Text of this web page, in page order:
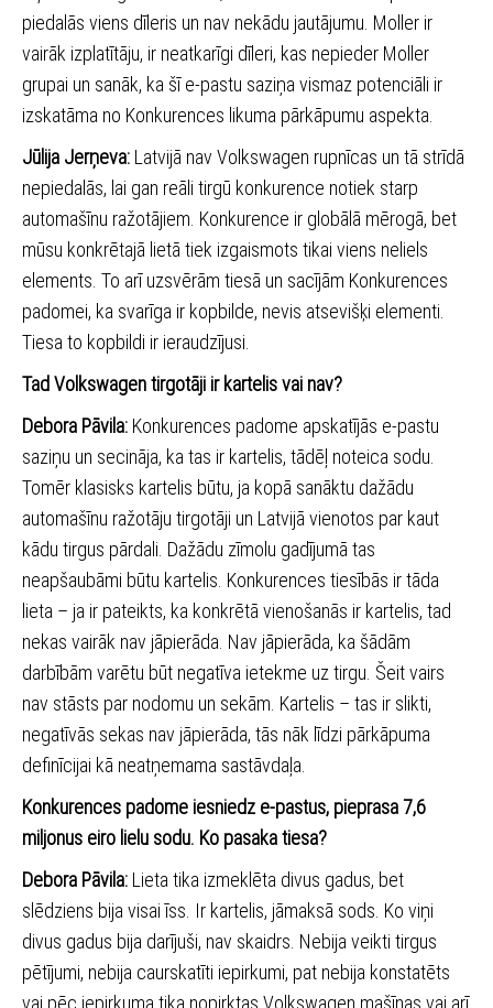
piedalās viens dīleris un nav nekādu jautājumu. Moller ir
vairāk izplatītāju, ir neatkarīgi dīleri, kas nepieder Moller
grupai un sanāk, ka šī e-pastu saziņa vismaz potenciāli ir
izskatāma no Konkurences likuma pārkāpumu aspekta.
Jūlija Jerņeva: Latvijā nav Volkswagen rupnīcas un tā strīdā
nepiedalās, lai gan reāli tirgū konkurence notiek starp
automašīnu ražotājiem. Konkurence ir globālā mērogā, bet
mūsu konkrētajā lietā tiek izgaismots tikai viens neliels
elements. To arī uzsvērām tiesā un sacījām Konkurences
padomei, ka svarīga ir kopbilde, nevis atsevišķi elementi.
Tiesa to kopbildi ir ieraudzījusi.
Tad Volkswagen tirgotāji ir kartelis vai nav?
Debora Pāvila: Konkurences padome apskatījās e-pastu
saziņu un secināja, ka tas ir kartelis, tādēļ noteica sodu.
Tomēr klasisks kartelis būtu, ja kopā sanāktu dažādu
automašīnu ražotāju tirgotāji un Latvijā vienotos par kaut
kādu tirgus pārdali. Dažādu zīmolu gadījumā tas
neapšaubāmi būtu kartelis. Konkurences tiesībās ir tāda
lieta – ja ir pateikts, ka konkrētā vienošanās ir kartelis, tad
nekas vairāk nav jāpierāda. Nav jāpierāda, ka šādām
darbībām varētu būt negatīva ietekme uz tirgu. Šeit vairs
nav stāsts par nodomu un sekām. Kartelis – tas ir slikti,
negatīvās sekas nav jāpierāda, tās nāk līdzi pārkāpuma
definīcijai kā neatņemama sastāvdaļa.
Konkurences padome iesniedz e-pastus, pieprasa 7,6
miljonus eiro lielu sodu. Ko pasaka tiesa?
Debora Pāvila: Lieta tika izmeklēta divus gadus, bet
slēdziens bija visai īss. Ir kartelis, jāmaksā sods. Ko viņi
divus gadus bija darījuši, nav skaidrs. Nebija veikti tirgus
pētījumi, nebija caurskatīti iepirkumi, pat nebija konstatēts
vai pēc iepirkuma tika nopirktas Volkswagen mašīnas vai arī